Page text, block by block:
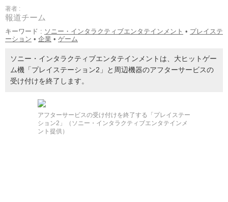
著者 :
報道チーム
キーワード : ソニー・インタラクティブエンタテインメント • プレイステ
ーション • 企業 • ゲーム
ソニー・インタラクティブエンタテインメントは、大ヒットゲー
ム機「プレイステーション2」と周辺機器のアフターサービスの
受け付けを終了します。
アフターサービスの受け付けを終了する「プレイステー
ション2」（ソニー・インタラクティブエンタテインメ
ント提供）